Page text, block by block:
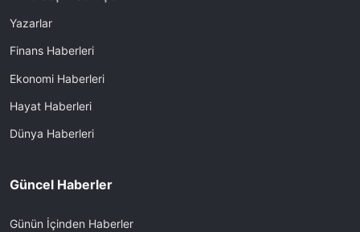
Yazarlar
Finans Haberleri
Ekonomi Haberleri
Hayat Haberleri
Dünya Haberleri
Güncel Haberler
Günün İçinden Haberler